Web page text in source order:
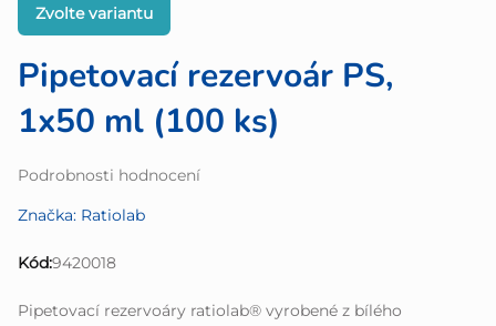
Pipetovací rezervoár PS,
1x50 ml (100 ks)
Průměrné
produktu
0,0
Podrobnosti hodnocení
Značka: Ratiolab
Kód:9420018
Zvolte variantu
Pipetovací rezervoáry ratiolab® vyrobené z bílého